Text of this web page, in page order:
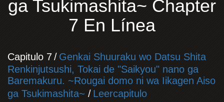
ga Tsukimashita~ Chapter
7 En Línea
Capitulo 7/ Genkai Shuuraku wo Datsu Shita
Renkinjutsushi, Tokai de "Saikyou" nano ga
Baremakuru. ~Rougai domo ni wa Iikagen Aiso
ga Tsukimashita~ / Leercapitulo